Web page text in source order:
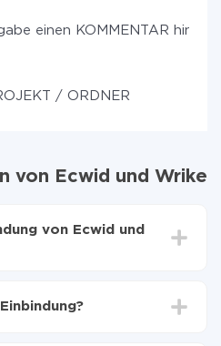
einen KOMMENTAR hinzu
/ ORDNER
von Ecwid und Wrike
von Ecwid und